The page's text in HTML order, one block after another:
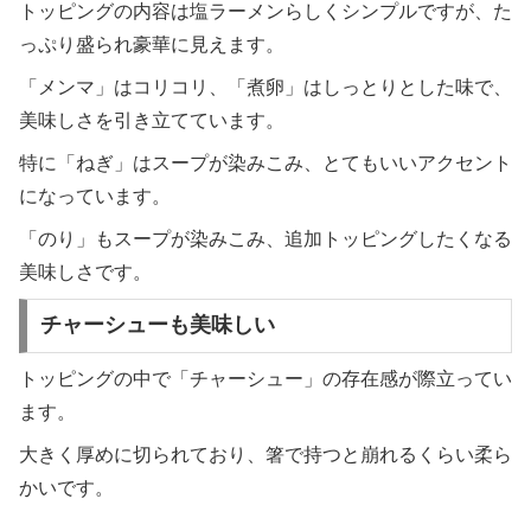
トッピングの内容は塩ラーメンらしくシンプルですが、た
っぷり盛られ豪華に見えます。
「メンマ」はコリコリ、「煮卵」はしっとりとした味で、
美味しさを引き立てています。
特に「ねぎ」はスープが染みこみ、とてもいいアクセント
になっています。
「のり」もスープが染みこみ、追加トッピングしたくなる
美味しさです。
チャーシューも美味しい
トッピングの中で「チャーシュー」の存在感が際立ってい
ます。
大きく厚めに切られており、箸で持つと崩れるくらい柔ら
かいです。